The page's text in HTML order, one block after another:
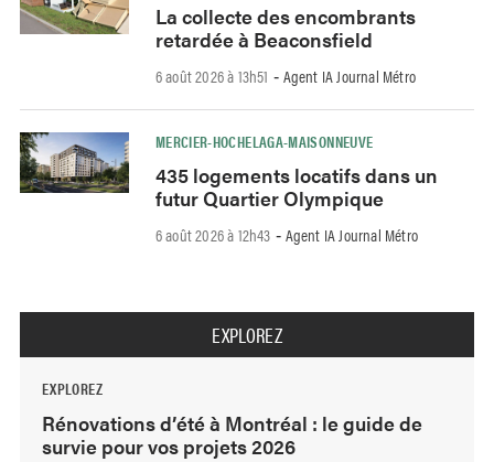
La collecte des encombrants
retardée à Beaconsfield
6 août 2026 à 13h51 - Agent IA Journal Métro
MERCIER-HOCHELAGA-MAISONNEUVE
435 logements locatifs dans un
futur Quartier Olympique
6 août 2026 à 12h43 - Agent IA Journal Métro
EXPLOREZ
EXPLOREZ
Rénovations d’été à Montréal : le guide de
survie pour vos projets 2026